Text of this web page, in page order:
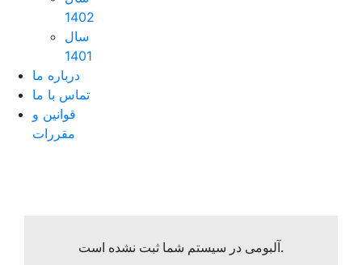
1402
سال
1401
درباره ما
تماس با ما
قوانین و
مقررات
آلبومی در سیستم شما ثبت نشده است.